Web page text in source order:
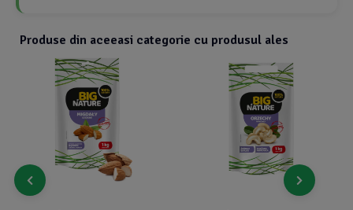
Produse din aceeasi categorie cu produsul ales